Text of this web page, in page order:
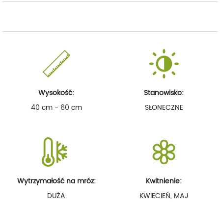
Wysokość:
40 cm - 60 cm
Stanowisko:
SŁONECZNE
Wytrzymałość na mróz:
DUŻA
Kwitnienie:
KWIECIEŃ, MAJ